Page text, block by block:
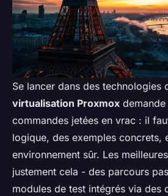
Se lancer dans des technologies
virtualisation Proxmox
commandes jetées en vrac : il
logique, des exemples concrets,
environnement sûr. Les
justement cela - des parcours
modules de test intégrés via des